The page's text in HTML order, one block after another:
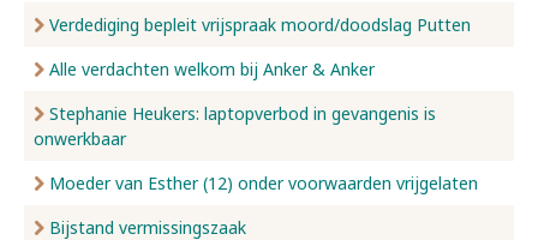
Verdediging bepleit vrijspraak moord/doodslag Putten
Alle verdachten welkom bij Anker & Anker
Stephanie Heukers: laptopverbod in gevangenis is
onwerkbaar
Moeder van Esther (12) onder voorwaarden vrijgelaten
Bijstand vermissingszaak